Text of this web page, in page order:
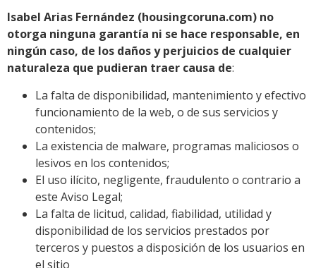
Isabel Arias Fernández (housingcoruna.com) no
otorga ninguna garantía ni se hace responsable, en
ningún caso, de los daños y perjuicios de cualquier
naturaleza que pudieran traer causa de:
La falta de disponibilidad, mantenimiento y efectivo
funcionamiento de la web, o de sus servicios y
contenidos;
La existencia de malware, programas maliciosos o
lesivos en los contenidos;
El uso ilícito, negligente, fraudulento o contrario a
este Aviso Legal;
La falta de licitud, calidad, fiabilidad, utilidad y
disponibilidad de los servicios prestados por
terceros y puestos a disposición de los usuarios en
el sitio